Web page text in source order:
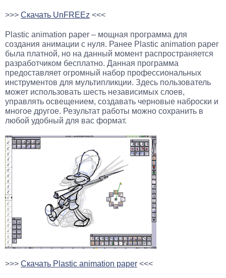
>>> Скачать UnFREEz <<<
Plastic animation paper – мощная программа для
создания анимации с нуля. Ранее Plastic animation paper
была платной, но на данный момент распространяется
разработчиком бесплатно. Данная программа
предоставляет огромный набор профессиональных
инструментов для мультипликции. Здесь пользователь
может использовать шесть независимых слоев,
управлять освещением, создавать черновые наброски и
многое другое. Результат работы можно сохранить в
любой удобный для вас формат.
>>> Скачать Plastic animation paper <<<